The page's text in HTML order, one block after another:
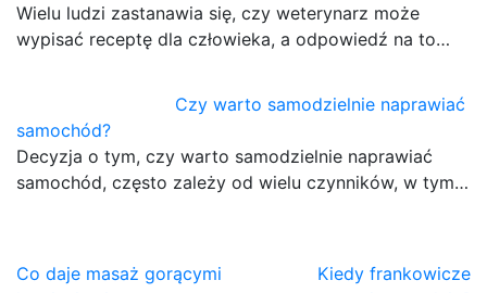
Wielu ludzi zastanawia się, czy weterynarz może
wypisać receptę dla człowieka, a odpowiedź na to…
Czy warto samodzielnie naprawiać
samochód?
Decyzja o tym, czy warto samodzielnie naprawiać
samochód, często zależy od wielu czynników, w tym…
Nawigacja
Co daje masaż gorącymi
Kiedy frankowicze